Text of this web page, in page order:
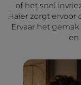
of het snel
Haier zorgt ervoor
Ervaar het
en